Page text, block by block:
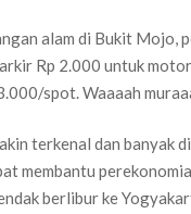
alam di Bukit Mojo,
Rp 2.000 untuk
spot. Waaaah
terkenal dan banyak
membantu
berlibur ke